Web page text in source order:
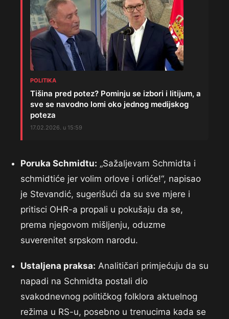
POLITIKA
Tišina pred potez? Pominju se izbori i litijum, a
sve se navodno lomi oko jednog medijskog
poteza
17.02.2026. u 15:59
Poruka Schmidtu: „Sažaljevam Schmidta i
schmidtiće jer volim orlove i orliće!“, napisao
je Stevandić, sugerišući da su sve mjere i
pritisci OHR-a propali u pokušaju da se,
prema njegovom mišljenju, oduzme
suverenitet srpskom narodu.
Ustaljena praksa: Analitičari primjećuju da su
napadi na Schmidta postali dio
svakodnevnog političkog folklora aktuelnog
režima u RS-u, posebno u trenucima kada se